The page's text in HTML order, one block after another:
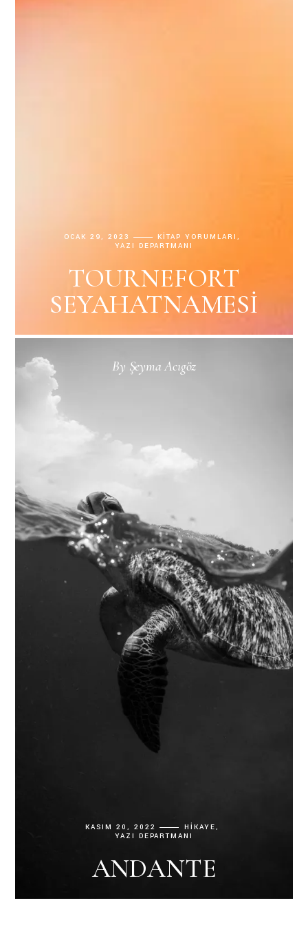
OCAK 29, 2023
KITAP YORUMLARI
YAZI DEPARTMANI
TOURNEFORT
SEYAHATNAMESI
By Şeyma Acıgöz
KASIM 20, 2022
HIKAYE
YAZI DEPARTMANI
ANDANTE